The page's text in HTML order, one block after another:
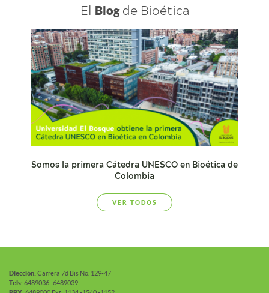
El Blogde Bioética
Somos la primera Cátedra UNESCO en Bioética de
Colombia
VER TODOS
Diección:Carrera 7d Bis No. 129-47
Tels: 6489036- 6489039